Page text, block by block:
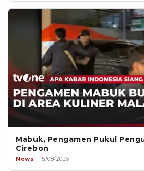
Mabuk, Pengamen Pukul
Cirebon
News 5/08/2026